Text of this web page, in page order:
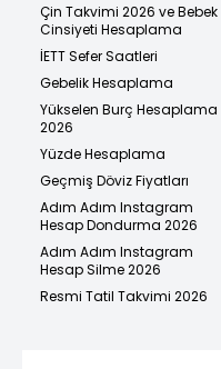
Çin Takvimi 2026 ve Bebek
Cinsiyeti Hesaplama
İETT Sefer Saatleri
Gebelik Hesaplama
Yükselen Burç Hesaplama
2026
Yüzde Hesaplama
Geçmiş Döviz Fiyatları
Adım Adım Instagram
Hesap Dondurma 2026
Adım Adım Instagram
Hesap Silme 2026
Resmi Tatil Takvimi 2026